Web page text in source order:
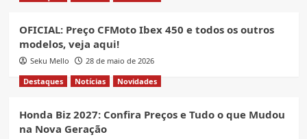
OFICIAL: Preço CFMoto Ibex 450 e todos os outros
modelos, veja aqui!
Seku Mello
28 de maio de 2026
Destaques
Notícias Novidades
Honda Biz 2027: Confira Preços e Tudo o que Mudou
na Nova Geração